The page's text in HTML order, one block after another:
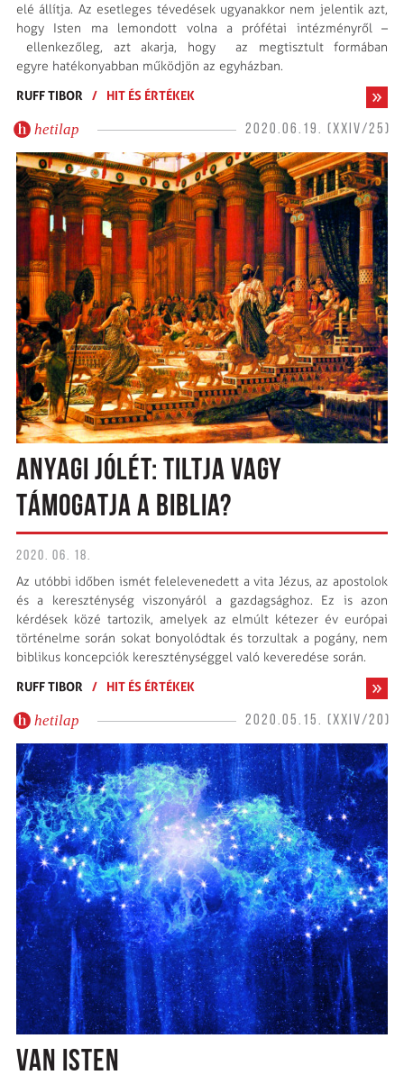
elé állítja. Az esetleges tévedések ugyanakkor nem jelentik azt,
hogy Isten ma lemondott volna a prófétai intézményről –
ellenkezőleg, azt akarja, hogy az megtisztult formában
egyre hatékonyabban működjön az egyházban.
RUFF TIBOR
/ HIT ÉS ÉRTÉKEK
hetilap 2020.06.19. (XXIV/25)
ANYAGI JÓLÉT: TILTJA VAGY
TÁMOGATJA A BIBLIA?
2020. 06. 18.
Az utóbbi időben ismét felelevenedett a vita Jézus, az apostolok
és a kereszténység viszonyáról a gazdagsághoz. Ez is azon
kérdések közé tartozik, amelyek az elmúlt kétezer év európai
történelme során sokat bonyolódtak és torzultak a pogány, nem
biblikus koncepciók kereszténységgel való keveredése során.
RUFF TIBOR
/ HIT ÉS ÉRTÉKEK
hetilap 2020.05.15. (XXIV/20)
VAN ISTEN